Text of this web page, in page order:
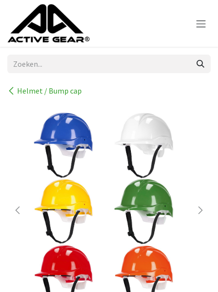
Overslaan naar inhoud
Helmet / Bump cap